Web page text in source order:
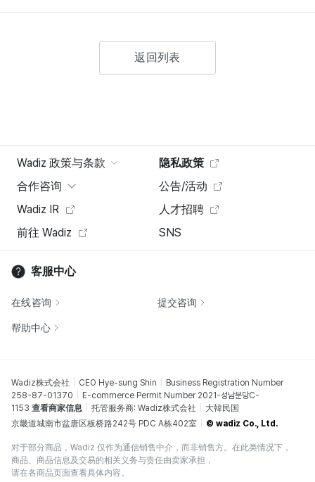
返回列表
Wadiz 政策与条款
隐私政策
合作咨询
公告/活动
Wadiz IR
人才招聘
前往 Wadiz
SNS
客服中心
在线咨询 提交咨询
帮助中心
Wadiz株式会社 CEO Hye-sung Shin
Business Registration Number
258-87-01370
E-commerce Permit Number 2021-성남분당C-
1153 查看商家信息 托管服务商: Wadiz株式会社
大韓民国
京畿道城南市盆唐区板桥路242号 PDC A栋402室
© wadiz Co., Ltd.
对于部分商品，Wadiz 仅作为通信销售中介，而非销售方。在此类情况下，
商品、商品信息及交易的相关义务与责任由卖家承担，
请在各商品页面查看具体内容。